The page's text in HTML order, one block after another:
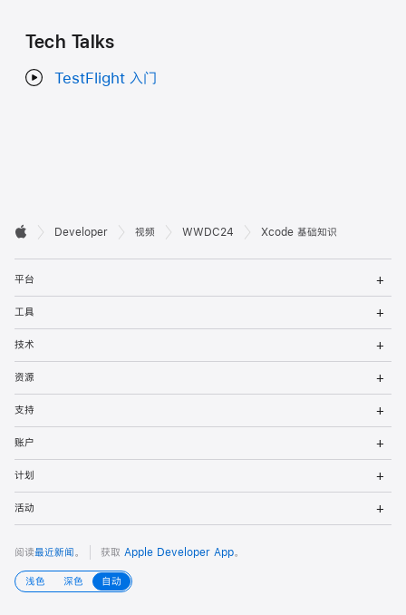
Tech Talks
TestFlight 入门
开
发
者
页
脚

Developer 视频 WWDC24 Xcode 基础知识
平台
菜
工具
菜
技术
菜
资源
菜
支持
菜
账户
菜
计划
菜
活动
菜
阅读最近新闻。 获取 Apple Developer App。
浅色 深色 自动